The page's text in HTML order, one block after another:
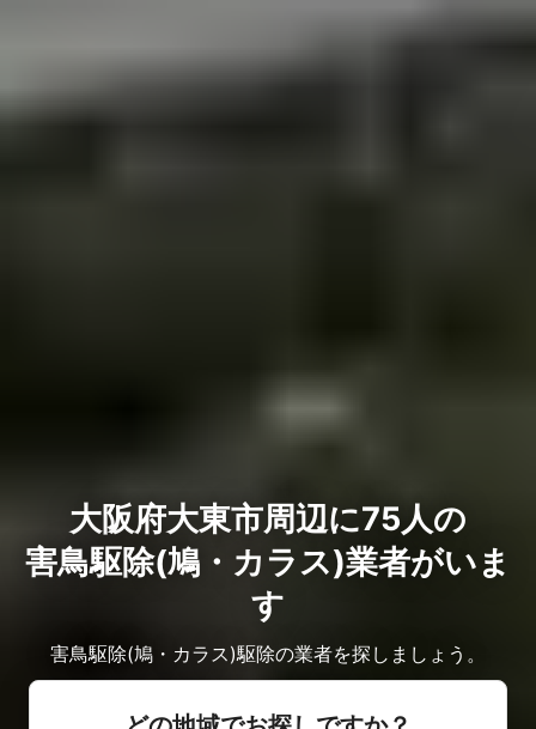
大阪府大東市周辺に75人の
害鳥駆除(鳩・カラス)業者がいま
す
害鳥駆除(鳩・カラス)駆除の業者を探しましょう。